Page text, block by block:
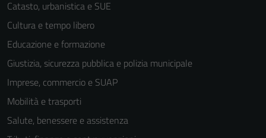
Catasto, urbanistica e SUE
Cultura e tempo libero
Educazione e formazione
Giustizia, sicurezza pubblica e polizia municipale
Imprese, commercio e SUAP
Mobilità e trasporti
Salute, benessere e assistenza